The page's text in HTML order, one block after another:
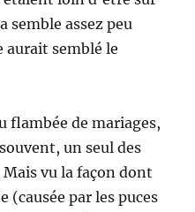
semble assez peu
aurait semblé le
flambée de mariages,
un seul des
vu la façon dont
(causée par les puces